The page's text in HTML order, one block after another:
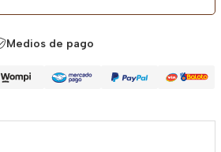
Medios de pago